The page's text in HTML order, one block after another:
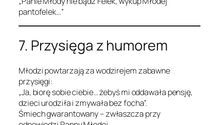
pantofelek…”
7. Przysięga z humorem
Młodzi powtarzają za wodzirejem zabawne
przysięgi:
„Ja, biorę sobie ciebie… żebyś mi oddawała pensję,
dzieci urodziła i zmywała bez focha”.
Śmiech gwarantowany – zwłaszcza przy